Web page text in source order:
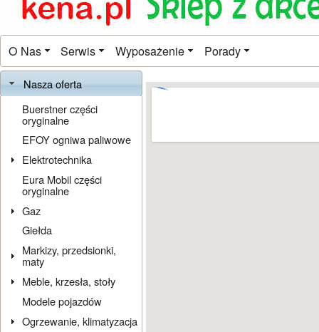
O Nas Serwis Wyposażenie Porady
Nasza oferta
Buerstner części
oryginalne
EFOY ogniwa paliwowe
Elektrotechnika
Eura Mobil części
oryginalne
Gaz
Giełda
Markizy, przedsionki,
maty
Meble, krzesła, stoły
Modele pojazdów
Ogrzewanie, klimatyzacja